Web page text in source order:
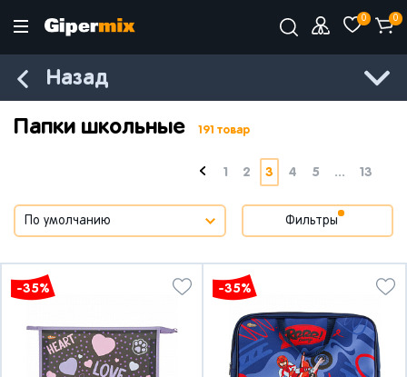
0 0
Назад
Папки школьные 191 товар
1 2 3 4 5 ... 13
Фильтры
-35% -35%